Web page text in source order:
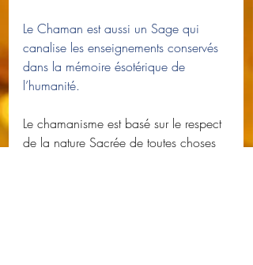
Le Chaman est aussi un Sage qui
canalise les enseignements conservés
dans la mémoire ésotérique de
l’humanité.
Le chamanisme est basé sur le respect
de la nature Sacrée de toutes choses